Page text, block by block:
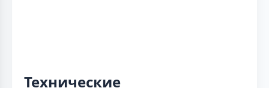
Технические